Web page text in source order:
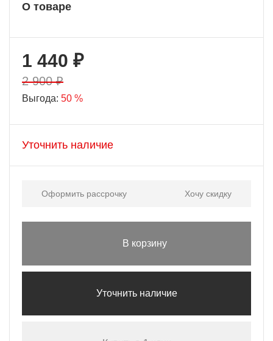
О товаре
1 440 ₽
2 900 ₽
Выгода: 50 %
Уточнить наличие
Оформить рассрочку Хочу скидку
В корзину
Уточнить наличие